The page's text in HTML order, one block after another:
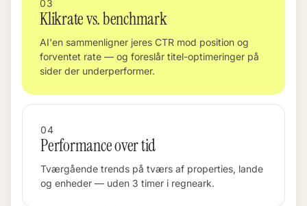
03
Klikrate vs. benchmark
AI'en sammenligner jeres CTR mod position og
forventet rate — og foreslår titel-optimeringer på
sider der underperformer.
04
Performance over tid
Tværgående trends på tværs af properties, lande
og enheder — uden 3 timer i regneark.